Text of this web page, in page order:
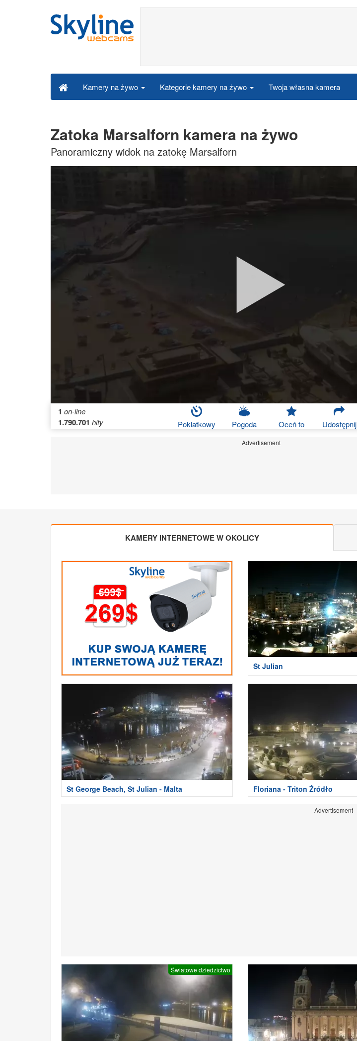
Kamery na żywo Kategorie kamery na żywo Twoja własna kamera
Zatoka Marsalforn kamera na żywo
Panoramiczny widok na zatokę Marsalforn
1 on-line
1.790.701 hity Poklatkowy Pogoda Oceń to Udostępnij
Advertisement
KAMERY INTERNETOWE W OKOLICY
St Julian
St George Beach, St Julian - Malta Floriana - Triton Źródło
Advertisement
Światowe dziedzictwo